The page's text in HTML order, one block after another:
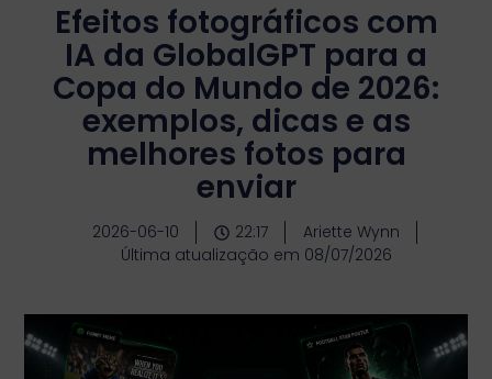
Efeitos fotográficos com
IA da GlobalGPT para a
Copa do Mundo de 2026:
exemplos, dicas e as
melhores fotos para
enviar
2026-06-10 22:17
Ariette Wynn
Última atualização em 08/07/2026